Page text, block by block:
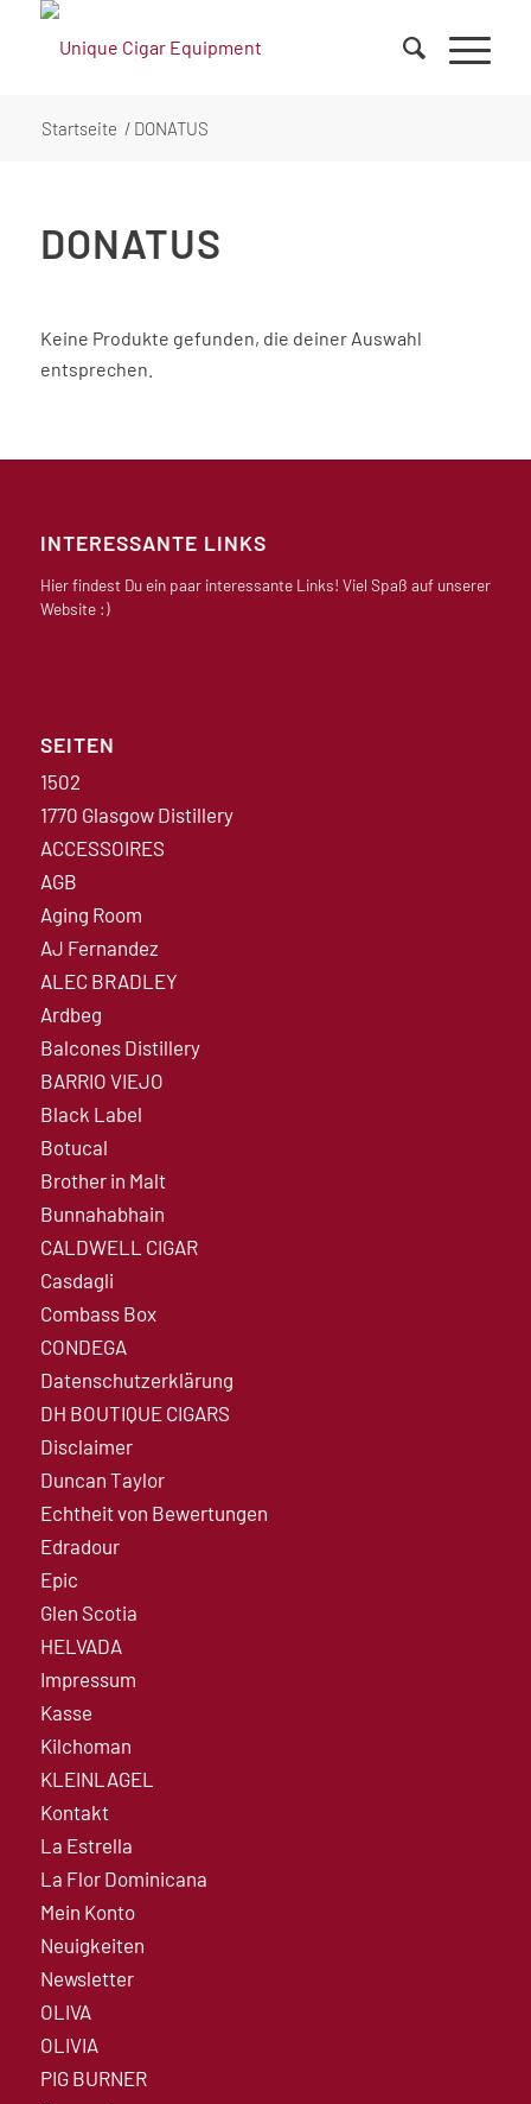
Startseite / DONATUS
DONATUS
Keine Produkte gefunden, die deiner Auswahl
entsprechen.
INTERESSANTE LINKS
Hier findest Du ein paar interessante Links! Viel Spaß auf unserer
Website :)
SEITEN
1502
1770 Glasgow Distillery
ACCESSOIRES
AGB
Aging Room
AJ Fernandez
ALEC BRADLEY
Ardbeg
Balcones Distillery
BARRIO VIEJO
Black Label
Botucal
Brother in Malt
Bunnahabhain
CALDWELL CIGAR
Casdagli
Combass Box
CONDEGA
Datenschutzerklärung
DH BOUTIQUE CIGARS
Disclaimer
Duncan Taylor
Echtheit von Bewertungen
Edradour
Epic
Glen Scotia
HELVADA
Impressum
Kasse
Kilchoman
KLEINLAGEL
Kontakt
La Estrella
La Flor Dominicana
Mein Konto
Neuigkeiten
Newsletter
OLIVA
OLIVIA
PIG BURNER